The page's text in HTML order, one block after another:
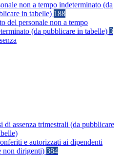
non a tempo indeterminato (da
in tabelle) 188
del personale non a tempo
(da pubblicare in tabelle) 3
di assenza trimestrali (da pubblicare
e autorizzati ai dipendenti
non dirigenti) 384